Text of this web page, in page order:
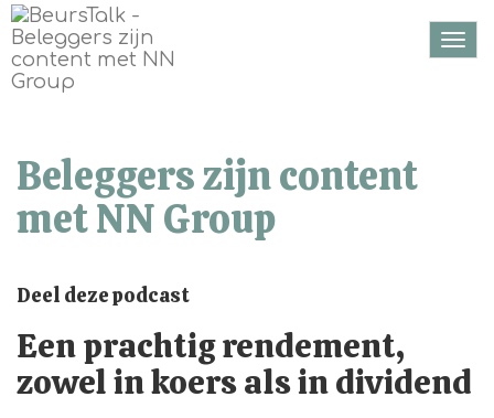
Beleggers zijn content
met NN Group
Deel deze podcast
Een prachtig rendement,
zowel in koers als in dividend